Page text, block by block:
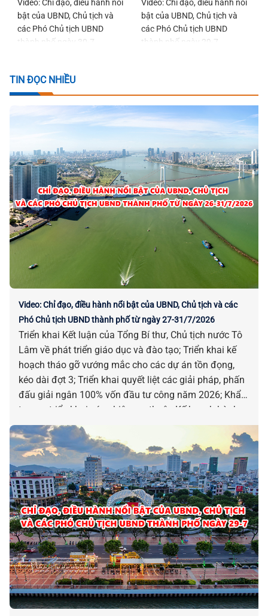
Video: Chỉ đạo, điều hành nổi
bật của UBND, Chủ tịch và
các Phó Chủ tịch UBND
thành phố ngày 30-7
Video: Chỉ đạo, điều hành nổi
bật của UBND, Chủ tịch và
các Phó Chủ tịch UBND
thành phố ngày 29-7
TIN ĐỌC NHIỀU
Video: Chỉ đạo, điều hành nổi bật của UBND, Chủ tịch và các
Phó Chủ tịch UBND thành phố từ ngày 27-31/7/2026
Triển khai Kết luận của Tổng Bí thư, Chủ tịch nước Tô
Lâm về phát triển giáo dục và đào tạo; Triển khai kế
hoạch tháo gỡ vướng mắc cho các dự án tồn đọng,
kéo dài đợt 3; Triển khai quyết liệt các giải pháp, phấn
đấu giải ngân 100% vốn đầu tư công năm 2026; Khẩn
trương triển khai các nhiệm vụ thuộc Kế hoạch hành
động 100 ngày xử lý điểm nghẽn về chuyển đổi số;
Chấp thuận chủ trương đầu tư để điều chỉnh dự án
xây dựng nhà ga hành khách quốc tế sân bay Đà
Nẵng; Tăng cường hỗ trợ ngư dân trong thực hiện các
TTHC liên quan đến tàu cá và khai thác thủy sản; Triển
khai Chiến dịch 100 ngày tạo lập, cập nhật Sổ sức
khỏe điện tử trên ứng dụng VNeID thông qua liên
thông dữ liệu khám sức khỏe và khám bệnh, chữa
bệnh... là những chỉ đạo, điều hành nổi bật của UBND,
Chủ tịch và các Phó Chủ tịch UBND thành phố từ ngày
27-31/7/2026.